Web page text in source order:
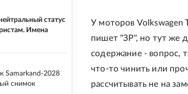
У моторов Volkswagen
пишет "ЗР", но тут же
содержание - вопрос,
что-то чинить или
рассчитывать не на
статус
Имена
Samarkand-2028
снимок